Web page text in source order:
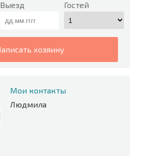
Выезд Гостей
написать хозяину
Мои контакты
Людмила